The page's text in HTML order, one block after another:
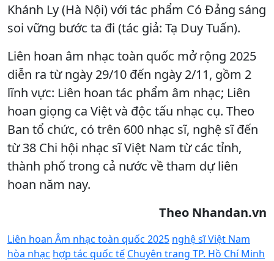
Khánh Ly (Hà Nội) với tác phẩm Có Đảng sáng
soi vững bước ta đi (tác giả: Tạ Duy Tuấn).
Liên hoan âm nhạc toàn quốc mở rộng 2025
diễn ra từ ngày 29/10 đến ngày 2/11, gồm 2
lĩnh vực: Liên hoan tác phẩm âm nhạc; Liên
hoan giọng ca Việt và độc tấu nhạc cụ. Theo
Ban tổ chức, có trên 600 nhạc sĩ, nghệ sĩ đến
từ 38 Chi hội nhạc sĩ Việt Nam từ các tỉnh,
thành phố trong cả nước về tham dự liên
hoan năm nay.
Theo Nhandan.vn
Liên hoan Âm nhạc toàn quốc 2025 nghệ sĩ Việt Nam
hòa nhạc hợp tác quốc tế Chuyên trang TP. Hồ Chí Minh